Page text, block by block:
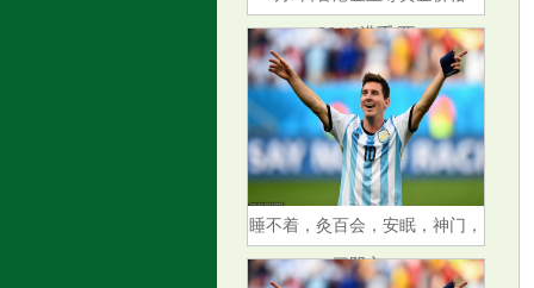
26410港币/两
睡不着，灸百会，安眠，神门，
三阴交。